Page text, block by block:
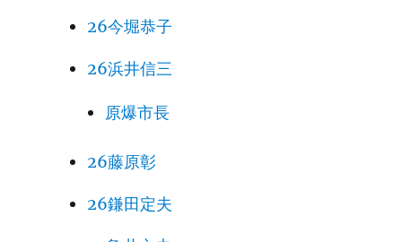
26今堀恭子
26浜井信三
原爆市長
26藤原彰
26鎌田定夫